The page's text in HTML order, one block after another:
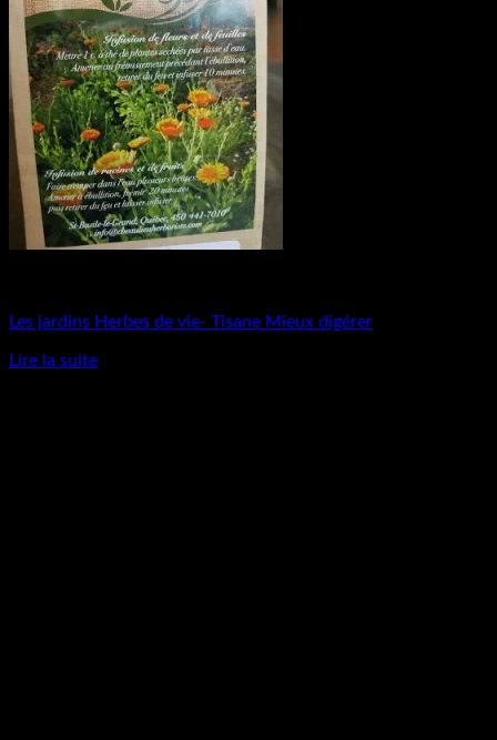
Les jardins Herbes de vie- Tisane Mieux digérer
Lire la suite